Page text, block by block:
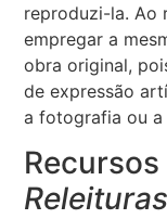
reproduzi-la. Ao
empregar a
obra original,
de expressão
a fotografia ou a